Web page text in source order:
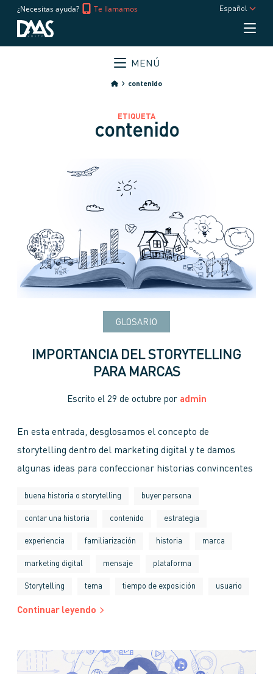
¿Necesitas ayuda? Te llamamos Español
MENÚ
contenido
ETIQUETA
contenido
GLOSARIO
IMPORTANCIA DEL STORYTELLING
PARA MARCAS
Escrito el 29 de octubre por admin
En esta entrada, desglosamos el concepto de
storytelling dentro del marketing digital y te damos
algunas ideas para confeccionar historias convincentes
buena historia o storytelling buyer persona
contar una historia contenido estrategia
experiencia familiarización historia marca
marketing digital mensaje plataforma
Storytelling tema tiempo de exposición usuario
Continuar leyendo